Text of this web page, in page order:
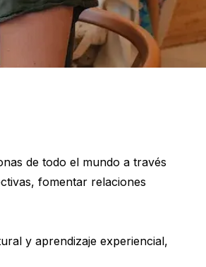
de todo el mundo a través
fomentar relaciones
y aprendizaje experiencial,